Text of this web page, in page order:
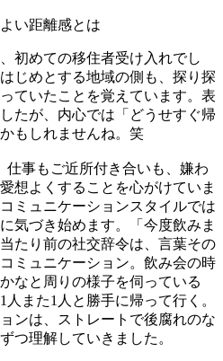
い距離感とは
初めての移住者受け入れでし
じめとする地域の側も、探り探
ていたことを覚えています。表
たが、内心では「どうせすぐ帰
もしれませんね。笑
仕事もご近所付き合いも、嫌わ
想よくすることを心がけていま
ミュニケーションスタイルでは
気づき始めます。「今度飲みま
たり前の社交辞令は、言葉その
ミュニケーション。飲み会の時
なと周りの様子を伺っている
また1人と勝手に帰って行く。
ンは、ストレートで後腐れのな
つ理解していきました。